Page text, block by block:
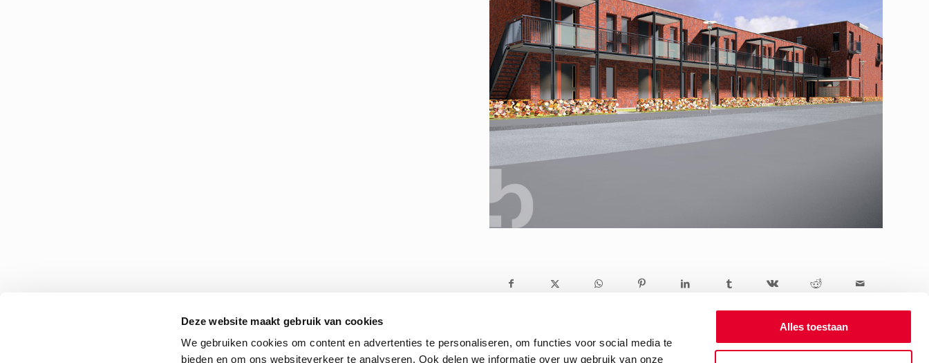
Deze website maakt gebruik van cookies
We gebruiken cookies om content en advertenties te personaliseren, om functies voor social media te
bieden en om ons websiteverkeer te analyseren. Ook delen we informatie over uw gebruik van onze
Alles toestaan